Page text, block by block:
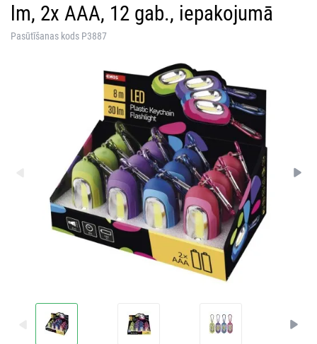
lm, 2x AAA, 12 gab., iepakojumā
Pasūtīšanas kods P3887